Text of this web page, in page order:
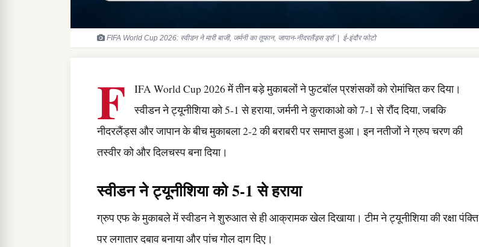
FIFA World Cup 2026: स्वीडन ने मारी बाजी, जर्मनी का तूफान, जापान-नीदरलैंड्स ड्रॉ | ई-इंदौर फोटो
F
IFA World Cup 2026 में तीन बड़े मुकाबलों ने फुटबॉल प्रशंसकों को रोमांचित कर दिया।
स्वीडन ने ट्यूनीशिया को 5-1 से हराया, जर्मनी ने कुराकाओ को 7-1 से रौंद दिया, जबकि
नीदरलैंड्स और जापान के बीच मुकाबला 2-2 की बराबरी पर समाप्त हुआ। इन नतीजों ने ग्रुप चरण की
तस्वीर को और दिलचस्प बना दिया।
स्वीडन ने ट्यूनीशिया को 5-1 से हराया
ग्रुप एफ के मुकाबले में स्वीडन ने शुरुआत से ही आक्रामक खेल दिखाया। टीम ने ट्यूनीशिया की रक्षा पंक्ति
पर लगातार दबाव बनाया और पांच गोल दाग दिए।